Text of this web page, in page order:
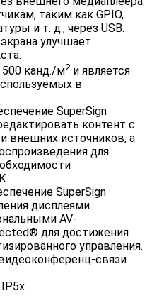
таким как GPIO,
и т. д., через USB.
улучшает
500 канд./м2и является
в
SuperSign
контент с
внешних источников, а
для
SuperSign
дисплеями.
AV-
для достижения
управления.
связи